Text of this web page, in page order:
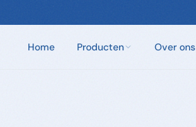
Home Producten Over ons